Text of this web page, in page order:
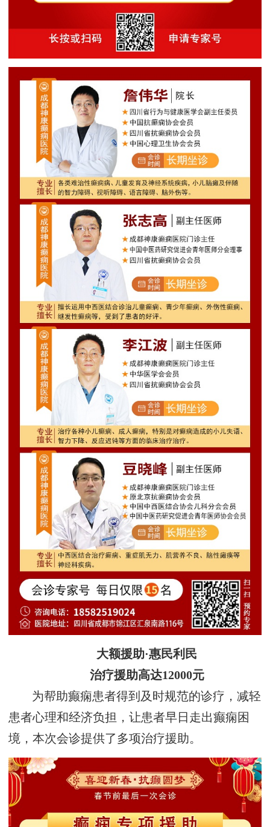
大额援助·惠民利民
治疗援助高达12000元
为帮助癫痫患者得到及时规范的诊疗，减轻
患者心理和经济负担，让患者早日走出癫痫困
境，本次会诊提供了多项治疗援助。